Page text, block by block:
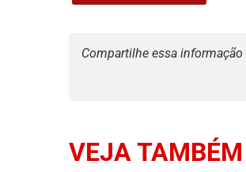
Compartilhe essa
VEJA TAMBÉM